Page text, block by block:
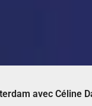
avec Céline